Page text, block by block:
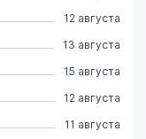
12 августа
13 августа
15 августа
12 августа
11 августа